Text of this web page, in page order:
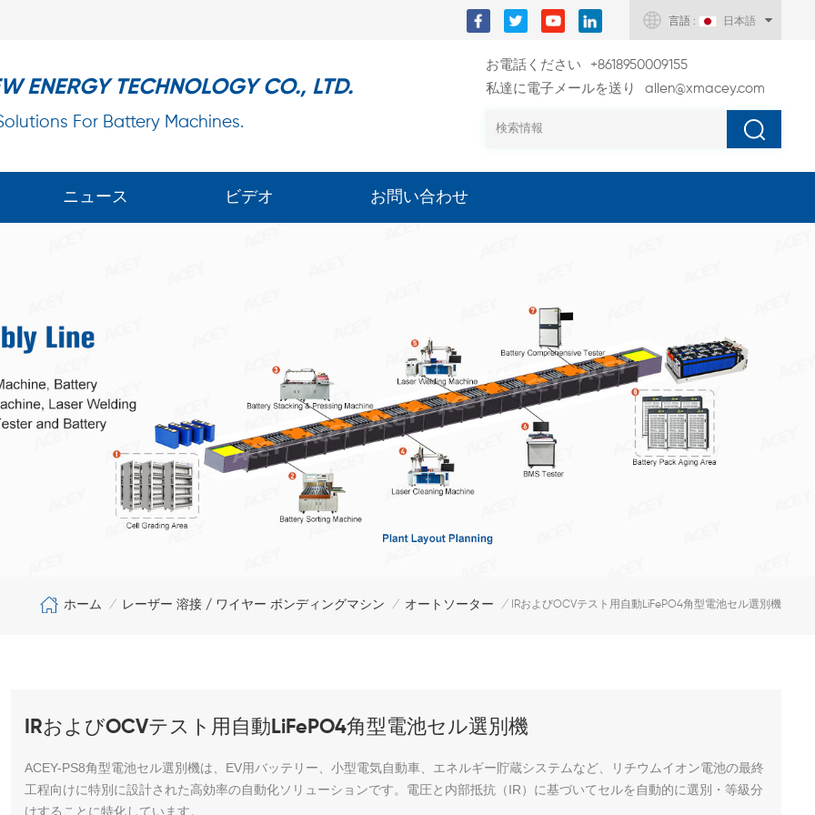
言語 : 日本語
ENERGY TECHNOLOGY CO., LTD.
For Battery Machines.
お電話ください
+8618950009155
私達に電子メールを送り
allen@xmacey.com
ニュース ビデオ お問い合わせ
ホーム / レーザー 溶接 / ワイヤー ボンディングマシン / オートソーター / IRおよびOCVテスト用自動LiFePO4角型電池セル選別機
IRおよびOCVテスト用自動LiFePO4角型電池セル選別機
ACEY-PS8角型電池セル選別機は、EV用バッテリー、小型電気自動車、エネルギー貯蔵システムなど、リチウムイオン電池の最終
工程向けに特別に設計された高効率の自動化ソリューションです。電圧と内部抵抗（IR）に基づいてセルを自動的に選別・等級分
けすることに特化しています。